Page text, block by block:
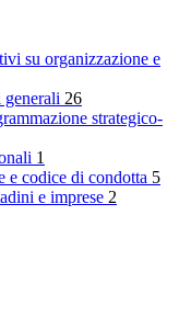
su organizzazione e
26
strategico-
1
e codice di condotta 5
e imprese 2